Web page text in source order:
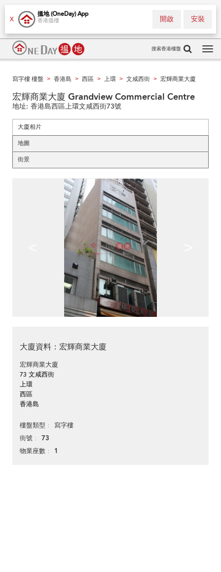
X
搵地 (OneDay) App
香港搵樓 安裝
開啟
搜索香港樓盤
寫字樓 樓盤 > 香港島 > 西區 > 上環 > 文咸西街 > 宏輝商業大廈
宏輝商業大廈 Grandview Commercial Centre
地址: 香港島西區上環文咸西街73號
大廈相片
地圖
街景
大廈資料：宏輝商業大廈
宏輝商業大廈
73 文咸西街
上環
西區
香港島
樓盤類型 寫字樓
街號 73
物業座數 1